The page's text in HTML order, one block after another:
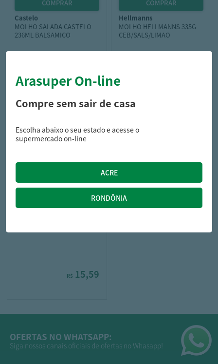
castelo
MOLHO SALADA CASTELO
236ML BALSAMICO
R$ 9,89
hellmanns
MOLHO HELLMANNS 335G
CEB/SALS/LIMAO
R$ 15,59
OFERTAS NO WHATSAPP:
Siga nossos canais oficiais de ofertas no Whasapp!
Arasuper On-line
Compre sem sair de casa
Escolha abaixo o seu estado e acesse o
supermercado on-line